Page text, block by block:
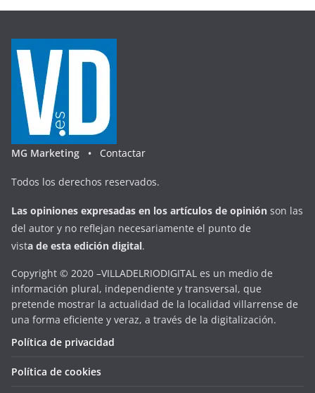
MG Marketing • Contactar
Todos los derechos reservados.
Las opiniones expresadas en los artículos de opinión son las
del autor y no reflejan necesariamente el punto de
vista de esta edición digital.
Copyright © 2020 –VILLADELRIODIGITAL es un medio de
información plural, independiente y transversal, que
pretende mostrar la actualidad de la localidad villarrense de
una forma eficiente y veraz, a través de la digitalización.
Política de privacidad
Política de cookies